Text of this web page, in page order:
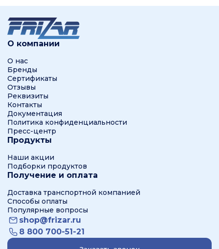
О компании
О нас
Бренды
Сертификаты
Отзывы
Реквизиты
Контакты
Документация
Политика конфиденциальности
Пресс-центр
Продукты
Наши акции
Подборки продуктов
Получение и оплата
Доставка транспортной компанией
Способы оплаты
Популярные вопросы
shop@frizar.ru
8 800 700-51-21